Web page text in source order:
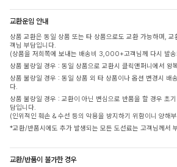
교환운임 안내
상품 교환은 동일 상품 또는 타 상품으로도 교환 가능하며,
객님 부담입니다.
(상품을 저희쪽에 보내는 배송비 3,000+고객님께 다시 발
상품 불량일 경우 : 동일 상품으로 교환시 클릭앤퍼니에서 왕
상품 불량일 경우 : 동일 상품 외 타 상품이나 옵션 변경시
다.
상품 불량일 경우 : 교환이 아닌 변심으로 반품을 할 경우 초
담입니다.
(인위적인 훼손 & 수선 등의 악용을 방지하기 위함이니 양해
*교환/반품시에도 추가 발생되는 모든 도선료는 고객님께서
교환/반품이 불가한 경우